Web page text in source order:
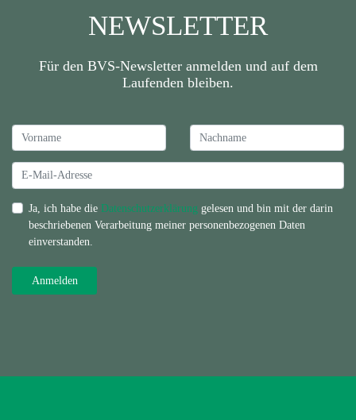
NEWSLETTER
Für den BVS-Newsletter anmelden und auf dem
Laufenden bleiben.
Ja, ich habe die Datenschutzerklärung gelesen und bin mit der darin
beschriebenen Verarbeitung meiner personenbezogenen Daten
einverstanden.